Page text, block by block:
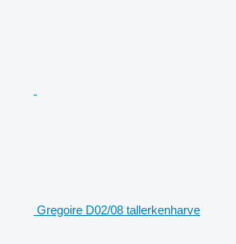
Gregoire D02/08 tallerkenharve